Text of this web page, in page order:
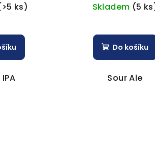
ks)
Skladem (5
Do košíku
Sour Ale